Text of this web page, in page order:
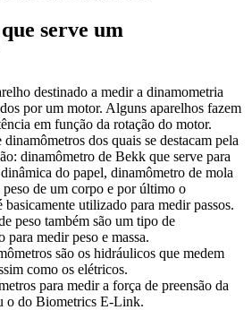
serve um
destinado a medir a dinamometria
por um motor. Alguns aparelhos fazem
em função da rotação do motor.
dos quais se destacam pela
dinamômetro de Bekk que serve para
do papel, dinamômetro de mola
de um corpo e por último o
utilizado para medir passos.
peso também são um tipo de
medir peso e massa.
são os hidráulicos que medem
como os elétricos.
para medir a força de preensão da
o do Biometrics E-Link.